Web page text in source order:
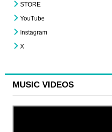
STORE
YouTube
Instagram
X
MUSIC VIDEOS